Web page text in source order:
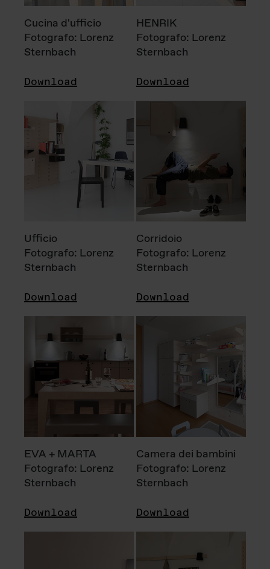
Cucina d'ufficio
Fotografo: Lorenz
Sternbach
Download
HENRIK
Fotografo: Lorenz
Sternbach
Download
Ufficio
Fotografo: Lorenz
Sternbach
Download
Corridoio
Fotografo: Lorenz
Sternbach
Download
EVA + MARTA
Fotografo: Lorenz
Sternbach
Download
Camera dei bambini
Fotografo: Lorenz
Sternbach
Download